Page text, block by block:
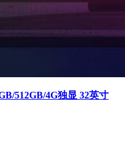
512GB/4G独显 32英寸